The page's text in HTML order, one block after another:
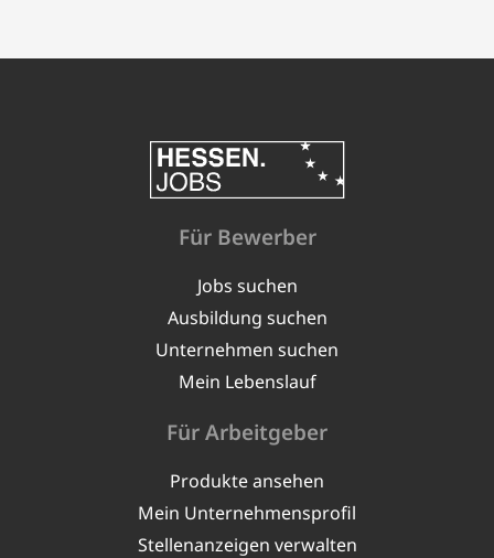
Für Bewerber
Jobs suchen
Ausbildung suchen
Unternehmen suchen
Mein Lebenslauf
Für Arbeitgeber
Produkte ansehen
Mein Unternehmensprofil
Stellenanzeigen verwalten